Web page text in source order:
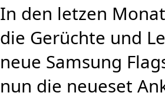
In den letzen
die Gerüchte und
neue Samsung
nun die neueset